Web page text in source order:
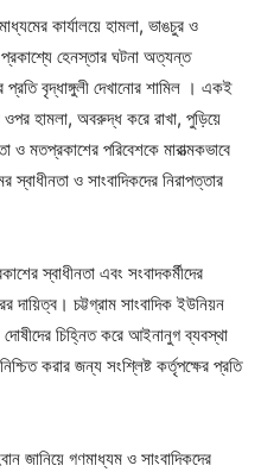
কার্যালয়ে হামলা, ভাঙচুর ও
হেনস্তার ঘটনা অত্যন্ত
বৃদ্ধাঙ্গুলী দেখানোর শামিল । একই
ওপর হামলা, অবরুদ্ধ করে রাখা, পুড়িয়ে
ও মতপ্রকাশের পরিবেশকে মারাত্মকভাবে
ও সাংবাদিকদের নিরাপত্তার
স্বাধীনতা এবং সংবাদকর্মীদের
দায়িত্ব। চট্টগ্রাম সাংবাদিক ইউনিয়ন
চিহ্নিত করে আইনানুগ ব্যবস্থা
করার জন্য সংশ্লিষ্ট কর্তৃপক্ষের প্রতি
জানিয়ে গণমাধ্যম ও সাংবাদিকদের